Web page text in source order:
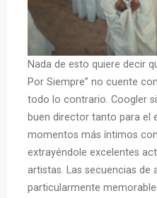
Nada de esto quiere decir
Por Siempre” no cuente
todo lo contrario. Coogler
buen director tanto para el
momentos más íntimos
extrayéndole excelentes
artistas. Las secuencias
particularmente